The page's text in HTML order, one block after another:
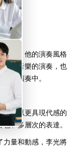
之一，他的演奏風格
傳統音樂的演奏，也
的演奏中。
名曲以更具現代感的
和多層次的表達。
力量和動感，李光將